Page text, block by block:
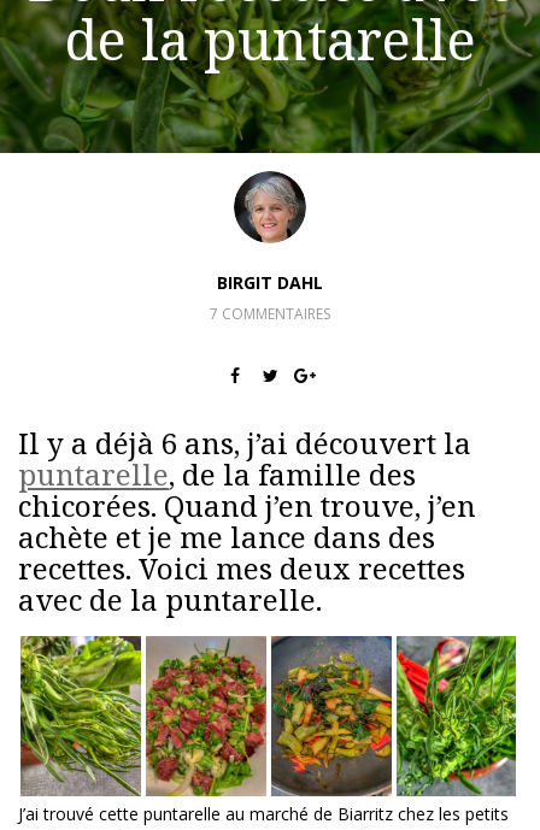
de la puntarelle
BIRGIT DAHL
7 COMMENTAIRES
Il y a déjà 6 ans, j’ai découvert la
puntarelle, de la famille des
chicorées. Quand j’en trouve, j’en
achète et je me lance dans des
recettes. Voici mes deux recettes
avec de la puntarelle.
J’ai trouvé cette puntarelle au marché de Biarritz chez les petits